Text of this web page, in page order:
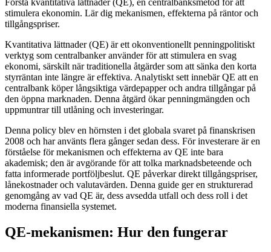
Förstå kvantitativa lättnader (QE), en centralbanksmetod för att
stimulera ekonomin. Lär dig mekanismen, effekterna på räntor och
tillgångspriser.
Kvantitativa lättnader (QE) är ett okonventionellt penningpolitiskt
verktyg som centralbanker använder för att stimulera en svag
ekonomi, särskilt när traditionella åtgärder som att sänka den korta
styrräntan inte längre är effektiva. Analytiskt sett innebär QE att en
centralbank köper långsiktiga värdepapper och andra tillgångar på
den öppna marknaden. Denna åtgärd ökar penningmängden och
uppmuntrar till utlåning och investeringar.
Denna policy blev en hörnsten i det globala svaret på finanskrisen
2008 och har använts flera gånger sedan dess. För investerare är en
förståelse för mekanismen och effekterna av QE inte bara
akademisk; den är avgörande för att tolka marknadsbeteende och
fatta informerade portföljbeslut. QE påverkar direkt tillgångspriser,
lånekostnader och valutavärden. Denna guide ger en strukturerad
genomgång av vad QE är, dess avsedda utfall och dess roll i det
moderna finansiella systemet.
QE-mekanismen: Hur den fungerar